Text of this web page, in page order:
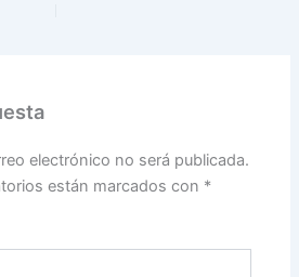
electrónico no será publicada.
están marcados con *